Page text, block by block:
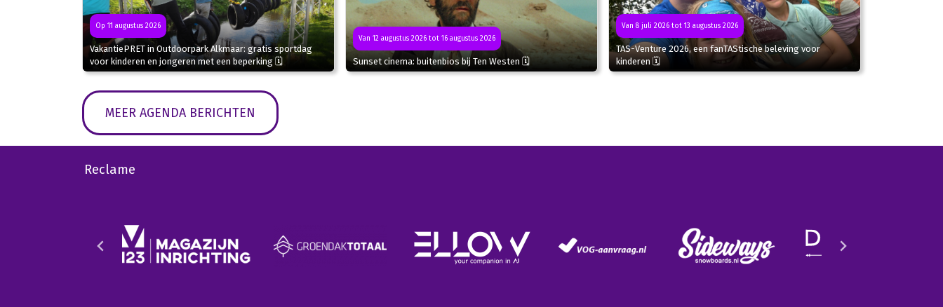
Op 11 augustus 2026
VakantiePRET in Outdoorpark Alkmaar: gratis sportdag
voor kinderen en jongeren met een beperking 🗓
Van 12 augustus 2026 tot 16 augustus 2026
Sunset cinema: buitenbios bij Ten Westen 🗓
Van 8 juli 2026 tot 13 augustus 2026
TAS-Venture 2026, een fanTAStische beleving voor
kinderen 🗓
MEER AGENDA BERICHTEN
Reclame